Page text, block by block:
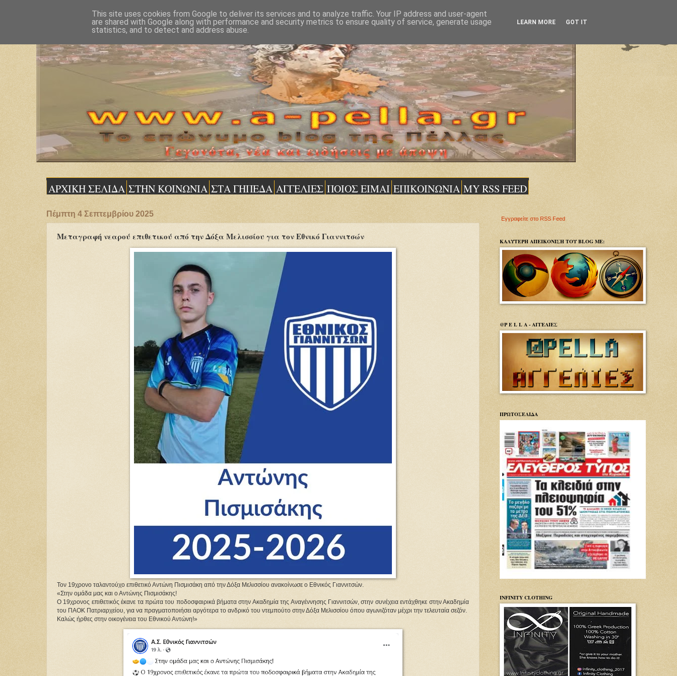
ΑΡΧΙΚΗ ΣΕΛΙΔΑ ΣΤΗΝ ΚΟΙΝΩΝΙΑ ΣΤΑ ΓΗΠΕΔΑ ΑΓΓΕΛΙΕΣ ΠΟΙΟΣ ΕΙΜΑΙ ΕΠΙΚΟΙΝΩΝΙΑ MY RSS FEED
Πέμπτη 4 Σεπτεμβρίου 2025
Μεταγραφή νεαρού επιθετικού από την Δόξα Μελισσίου για τον Εθνικό Γιαννιτσών
Τον 19χρονο ταλαντούχο επιθετικό Αντώνη Πισμισάκη από την Δόξα Μελισσίου ανακοίνωσε ο Εθνικός Γιαννιτσών.
«Στην ομάδα μας και ο Αντώνης Πισμισάκης!
Ο 19χρονος επιθετικός έκανε τα πρώτα του ποδοσφαιρικά βήματα στην Ακαδημία της Αναγέννησης Γιαννιτσών, στην συνέχεια εντάχθηκε στην Ακαδημία
του ΠΑΟΚ Πατριαρχείου, για να πραγματοποιήσει αργότερα το ανδρικό του ντεμπούτο στην Δόξα Μελισσίου όπου αγωνιζόταν μέχρι την τελευταία σεζόν.
Καλώς ήρθες στην οικογένεια του Εθνικού Αντώνη!»
Εγγραφείτε στο RSS Feed
ΚΑΛΥΤΕΡΗ ΑΠΕΙΚΟΝΙΣΗ ΤΟΥ BLOG ΜΕ:
@P E L L A - ΑΓΓΕΛΙΕΣ
ΠΡΩΤΟΣΕΛΙΔΑ
INFINITY CLOTHING
This site uses cookies from Google to deliver its services and to analyze traffic. Your IP address and user-agent
are shared with Google along with performance and security metrics to ensure quality of service, generate usage
statistics, and to detect and address abuse.
LEARN MORE GOT IT